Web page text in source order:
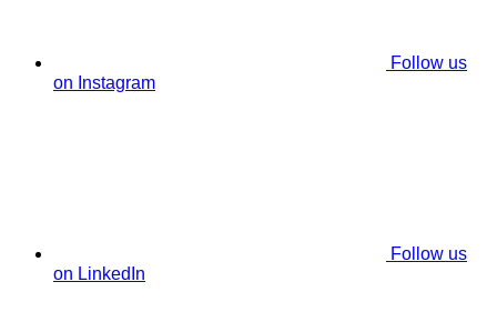
Follow us
on Instagram
Follow us
on LinkedIn